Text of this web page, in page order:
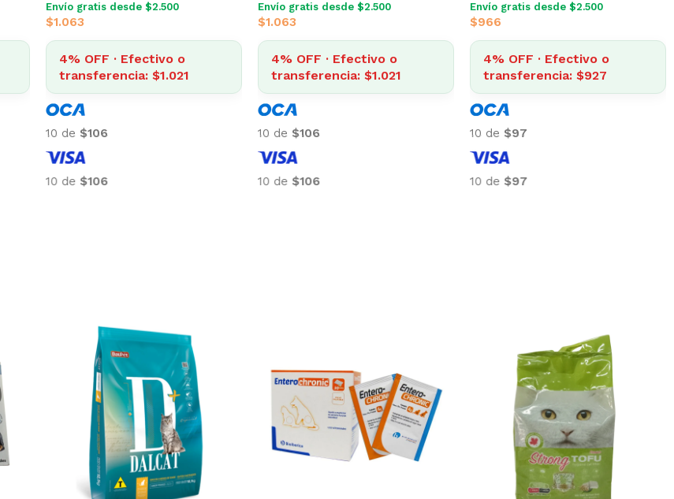
Envío gratis desde $2.500
$959
4% OFF · Efectivo o
transferencia: $921
10 de $96
10 de $96
Envío gratis desde $2.500
$1.063
4% OFF · Efectivo o
transferencia: $1.021
10 de $106
10 de $106
Envío gratis desde $2.500
$1.063
4% OFF · Efectivo o
transferencia: $1.021
10 de $106
10 de $106
Adipred Prednisolna 20 Mg Blister
X 10 Comprimidos
Elegí tu zona Envio Programable
Envío gratis desde $2.500
Top 3 en Farmacia